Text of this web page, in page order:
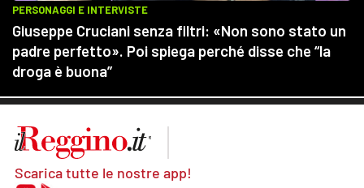
Scarica tutte le nostre app!